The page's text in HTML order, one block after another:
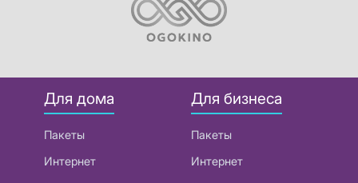
Для дома
Пакеты
Интернет
Для бизнеса
Пакеты
Интернет